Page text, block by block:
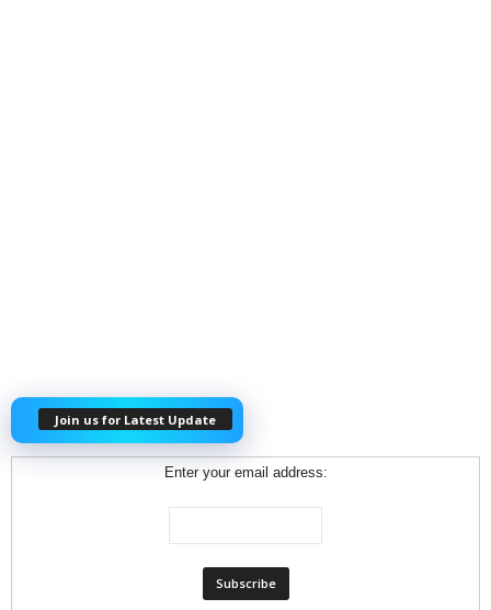
Join us for Latest Update
Enter your email address: